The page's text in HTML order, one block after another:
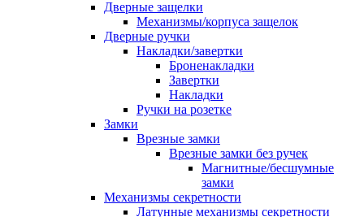
Дверные защелки
Механизмы/корпуса защелок
Дверные ручки
Накладки/завертки
Броненакладки
Завертки
Накладки
Ручки на розетке
Замки
Врезные замки
Врезные замки без ручек
Магнитные/бесшумные
замки
Механизмы секретности
Латунные механизмы секретности